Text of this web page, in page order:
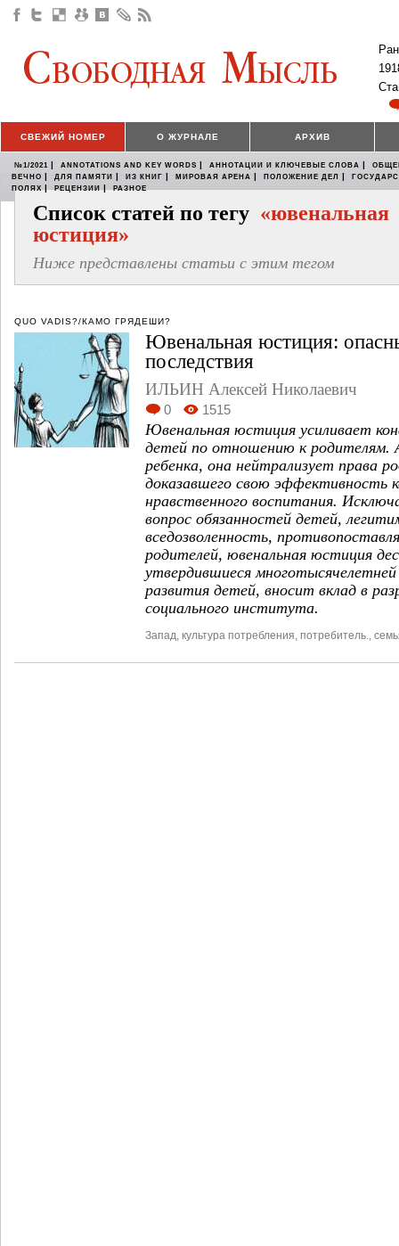
СВЕЖИЙ НОМЕР О ЖУРНАЛЕ АРХИВ
№1/2021 | ANNOTATIONS AND KEY WORDS | АННОТАЦИИ И КЛЮЧЕВЫЕ СЛОВА |
ВЕЧНО | ДЛЯ ПАМЯТИ | ИЗ КНИГ | МИРОВАЯ АРЕНА | ПОЛОЖЕНИЕ ДЕЛ |
ПОЛЯХ | РЕЦЕНЗИИ | РАЗНОЕ
Список статей по тегу «ювенальная
юстиция»
Ниже представлены статьи с этим тегом
QUO VADIS?/КАМО ГРЯДЕШИ?
Ювенальная юстиция:
последствия
ИЛЬИН Алексей Николаевич
0 1515
Ювенальная юстиция усиливает
детей по отношению к родителям.
ребенка, она нейтрализует права
доказавшего свою эффективность
нравственного воспитания.
вопрос обязанностей детей,
вседозволенность,
родителей, ювенальная юстиция
утвердившиеся
развития детей, вносит вклад в
социального института.
Запад культура потребления потребитель.